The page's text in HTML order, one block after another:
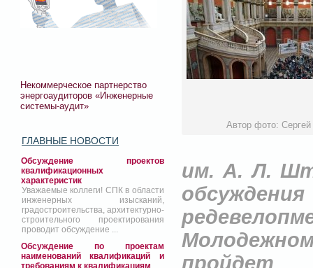
Некоммерческое партнерство
энергоаудиторов «Инженерные
системы-аудит»
ГЛАВНЫЕ НОВОСТИ
Обсуждение проектов
квалификационных
характеристик
Уважаемые коллеги! СПК в области
инженерных изысканий,
градостроительства, архитектурно-
строительного проектирования
проводит обсуждение ...
Обсуждение по проектам
наименований квалификаций и
требованиям к квалификациям
Автор фото:
им. А. Л.